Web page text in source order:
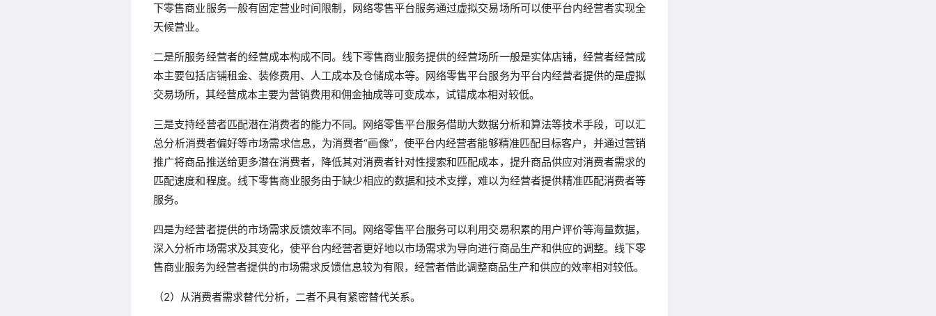
下零售商业服务一般有固定营业时间限制，网络零售平台服务通过虚拟交易场所可以使平台内经营者实现全
天候营业。
二是所服务经营者的经营成本构成不同。线下零售商业服务提供的经营场所一般是实体店铺，经营者经营成
本主要包括店铺租金、装修费用、人工成本及仓储成本等。网络零售平台服务为平台内经营者提供的是虚拟
交易场所，其经营成本主要为营销费用和佣金抽成等可变成本，试错成本相对较低。
三是支持经营者匹配潜在消费者的能力不同。网络零售平台服务借助大数据分析和算法等技术手段，可以汇
总分析消费者偏好等市场需求信息，为消费者“画像”，使平台内经营者能够精准匹配目标客户，并通过营销
推广将商品推送给更多潜在消费者，降低其对消费者针对性搜索和匹配成本，提升商品供应对消费者需求的
匹配速度和程度。线下零售商业服务由于缺少相应的数据和技术支撑，难以为经营者提供精准匹配消费者等
服务。
四是为经营者提供的市场需求反馈效率不同。网络零售平台服务可以利用交易积累的用户评价等海量数据，
深入分析市场需求及其变化，使平台内经营者更好地以市场需求为导向进行商品生产和供应的调整。线下零
售商业服务为经营者提供的市场需求反馈信息较为有限，经营者借此调整商品生产和供应的效率相对较低。
（2）从消费者需求替代分析，二者不具有紧密替代关系。